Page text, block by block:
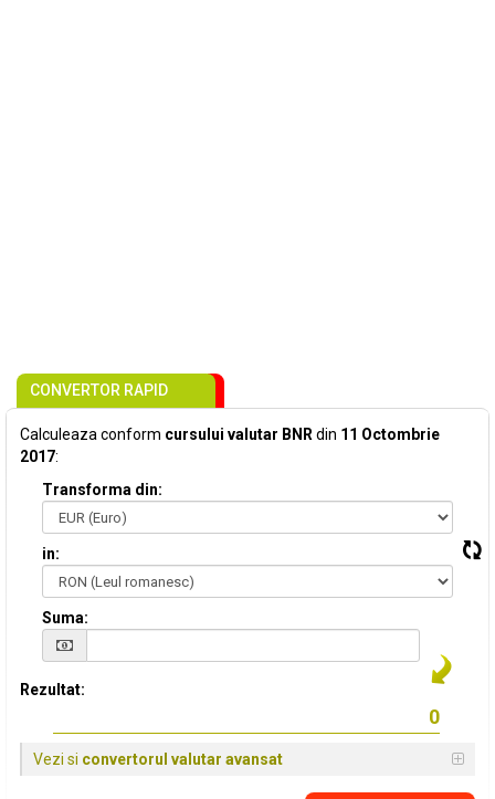
CONVERTOR RAPID
Calculeaza conform cursului valutar BNR din 11 Octombrie
2017:
Transforma din:
in:
Suma:
Rezultat:
Vezi si convertorul valutar avansat